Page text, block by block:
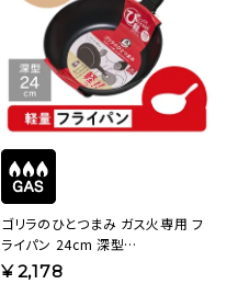
ゴリラのひとつまみ ガス火専用 フ
ライパン 24cm 深型
GRDP24BK【HO】
¥2,178